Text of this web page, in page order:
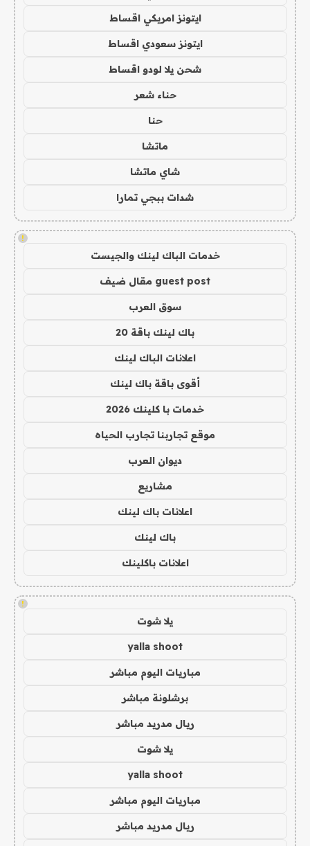
ايتونز امريكي اقساط
ايتونز سعودي اقساط
شحن يلا لودو اقساط
حناء شعر
حنا
ماتشا
شاي ماتشا
شدات ببجي تمارا
!
خدمات الباك لينك والجيست
guest post مقال ضيف
سوق العرب
باك لينك باقة 20
اعلانات الباك لينك
أقوى باقة باك لينك
خدمات با كلينك 2026
موقع تجاربنا تجارب الحياه
ديوان العرب
مشاريع
اعلانات باك لينك
باك لينك
اعلانات باكلينك
!
يلا شوت
yalla shoot
مباريات اليوم مباشر
برشلونة مباشر
ريال مدريد مباشر
يلا شوت
yalla shoot
مباريات اليوم مباشر
ريال مدريد مباشر